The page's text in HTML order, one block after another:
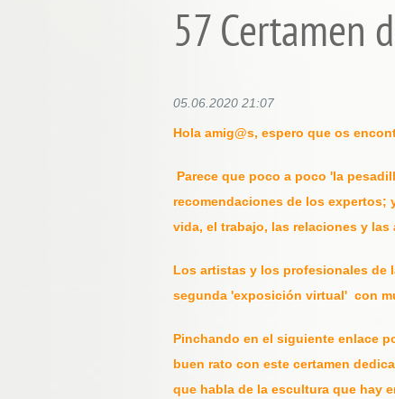
57 Certamen
05.06.2020 21:07
Hola amig@s, espero que os
Parece que poco a poco 'la
recomendaciones de los expertos;
vida, el trabajo, las relaciones y
Los artistas y los profesionales de
segunda 'exposición virtual' con
Pinchando en el siguiente enlace
buen rato con este certamen
que habla de la escultura que hay